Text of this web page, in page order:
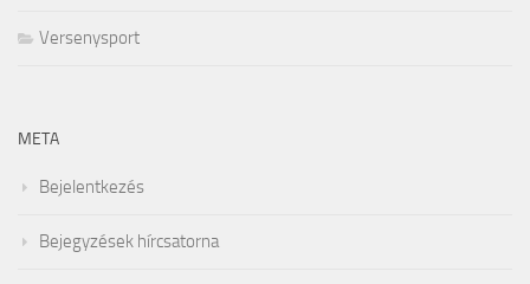
Versenysport
META
Bejelentkezés
Bejegyzések hírcsatorna